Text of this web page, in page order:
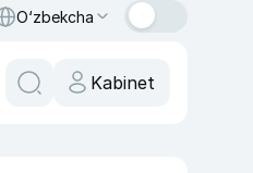
O‘zbekcha
Kabinet